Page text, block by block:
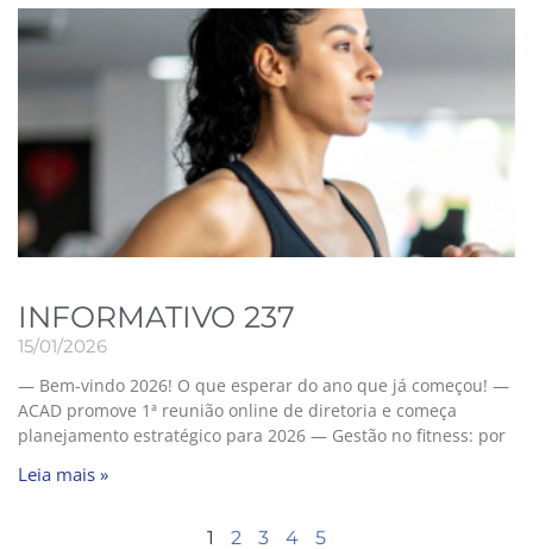
INFORMATIVO 237
15/01/2026
— Bem-vindo 2026! O que esperar do ano que já começou! —
ACAD promove 1ª reunião online de diretoria e começa
planejamento estratégico para 2026 — Gestão no fitness: por
Leia mais »
1 2 3 4 5